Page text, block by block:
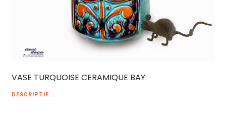
VASE TURQUOISE CERAMIQUE BAY
DESCRIPTIF...